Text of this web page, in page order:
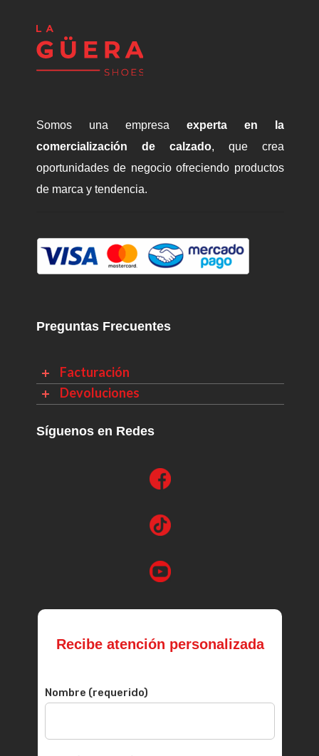
Somos una empresa experta en la
comercialización de calzado, que crea
oportunidades de negocio ofreciendo productos
de marca y tendencia.
Preguntas Frecuentes
Facturación
Devoluciones
Síguenos en Redes
Recibe atención personalizada
Nombre (requerido)